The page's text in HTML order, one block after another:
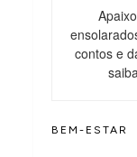
contos e
BEM-ESTAR